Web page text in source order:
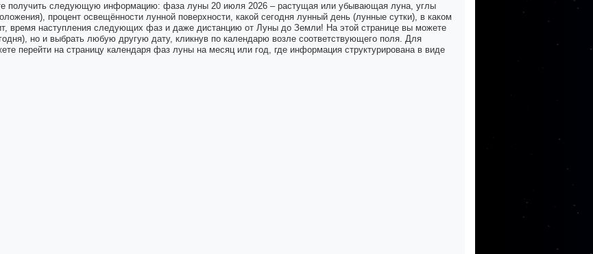
получить следующую информацию: фаза луны 20 июля 2026 – растущая или убывающая луна, углы
процент освещённости лунной поверхности, какой сегодня лунный день (лунные сутки), в каком
время наступления следующих фаз и даже дистанцию от Луны до Земли! На этой странице вы можете
но и выбрать любую другую дату, кликнув по календарю возле соответствующего поля. Для
перейти на страницу календаря фаз луны на месяц или год, где информация структурирована в виде